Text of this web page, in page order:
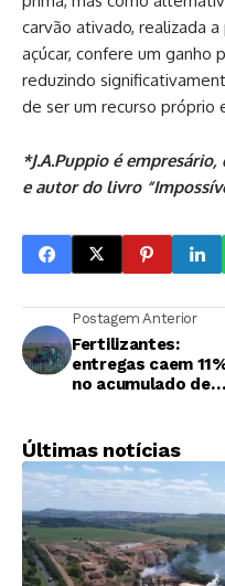
carvão ativado, realizada
açúcar, confere um ganho
reduzindo
de ser um recurso próprio
*J.A.Puppio é
e autor do livro
Postagem Anterior
Fertilizantes:
entregas caem
no acumulado de
Últimas notícias